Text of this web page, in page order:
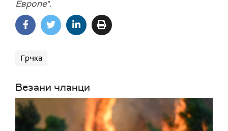
Европе".
Грчка
Везани чланци